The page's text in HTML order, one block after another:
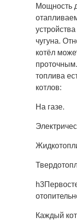
Мощность
чугуна.
котёл
топлива
котлов:
На газе.
Каждый